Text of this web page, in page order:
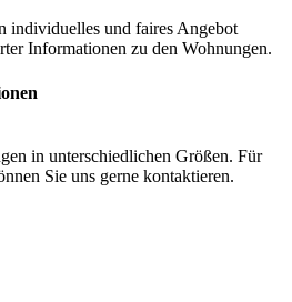
individuelles und faires Angebot
Informationen zu den Wohnungen.
in unterschiedlichen Größen. Für
Sie uns gerne kontaktieren.